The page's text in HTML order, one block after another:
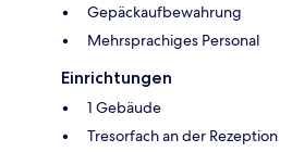
Gepäckaufbewahrung
Mehrsprachiges Personal
Einrichtungen
1 Gebäude
Tresorfach an der Rezeption